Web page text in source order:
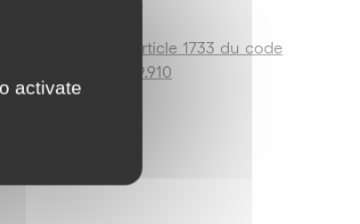
Article 1733 du code
2010, n°09-69.910
activate